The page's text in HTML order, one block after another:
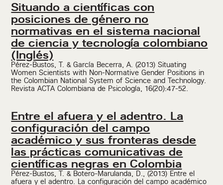
Situando a científicas con
posiciones de género no
normativas en el sistema nacional
de ciencia y tecnología colombiano
(Inglés)
Pérez-Bustos, T. & García Becerra, A. (2013) Situating
Women Scientists with Non-Normative Gender Positions in
the Colombian National System of Science and Technology.
Revista ACTA Colombiana de Psicología, 16(20):47-52.
Entre el afuera y el adentro. La
configuración del campo
académico y sus fronteras desde
las prácticas comunicativas de
científicas negras en Colombia
Pérez-Bustos, T. & Botero-Marulanda, D., (2013) Entre el
afuera y el adentro. La configuración del campo académico